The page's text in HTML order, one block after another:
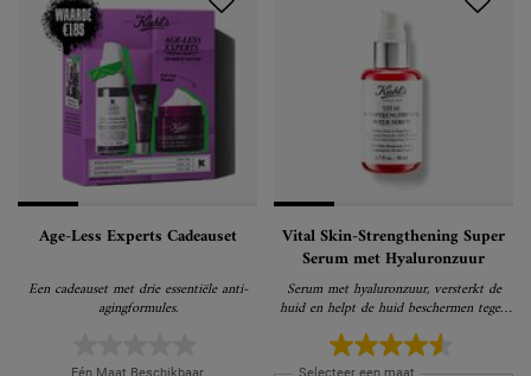
Age-Less Experts Cadeauset
Een cadeauset met drie essentiële anti-
agingformules.
Vital Skin-Strengthening Super
Serum met Hyaluronzuur
Serum met hyaluronzuur, versterkt de
huid en helpt de huid beschermen tegen
tekenen van huidveroudering